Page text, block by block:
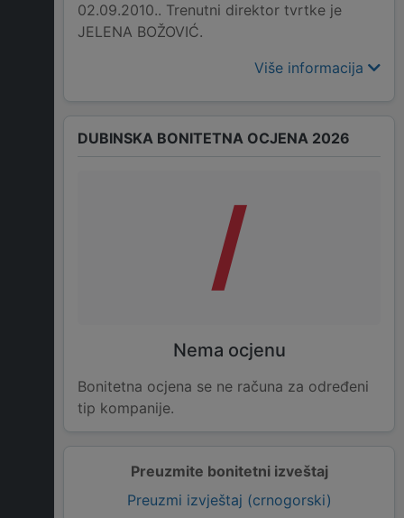
02.09.2010.. Trenutni direktor tvrtke je
JELENA BOŽOVIĆ.
Više informacija
Preuzmite bonitetni izveštaj
Preuzmi izvještaj (crnogorski)
DUBINSKA BONITETNA OCJENA 2026
/
Nema ocjenu
Bonitetna ocjena se ne računa za određeni
tip kompanije.